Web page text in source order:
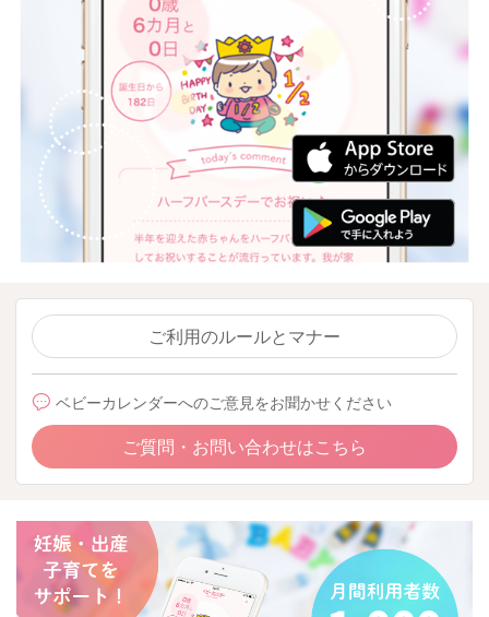
ご利用のルールとマナー
ベビーカレンダーへのご意見をお聞かせください
ご質問・お問い合わせはこちら